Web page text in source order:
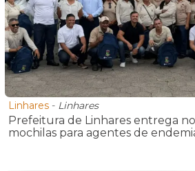
Linhares - Linhares
Prefeitura de Linhares entrega
mochilas para agentes de